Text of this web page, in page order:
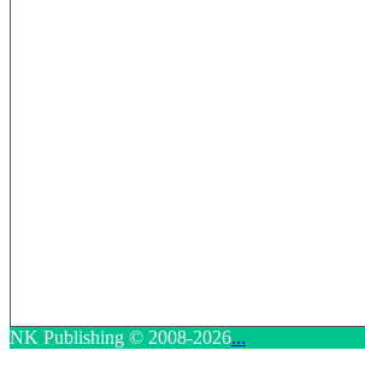
NK Publishing © 2008-2026...